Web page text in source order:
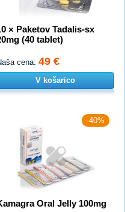
× Paketov Tadalis-sx
(40 tablet)
cena: 49 €
V košarico
-40%
Oral Jelly 100mg